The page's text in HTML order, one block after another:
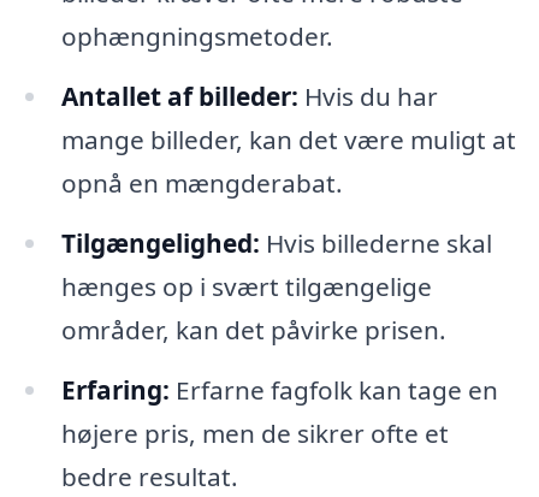
ophængningsmetoder.
Antallet af billeder: Hvis du har
mange billeder, kan det være muligt at
opnå en mængderabat.
Tilgængelighed: Hvis billederne skal
hænges op i svært tilgængelige
områder, kan det påvirke prisen.
Erfaring: Erfarne fagfolk kan tage en
højere pris, men de sikrer ofte et
bedre resultat.